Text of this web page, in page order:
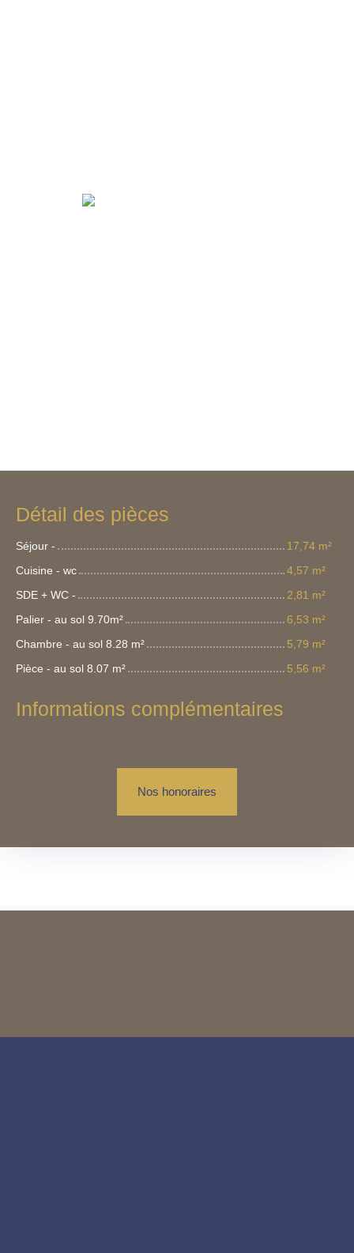
Détail des pièces
Séjour -
17,74 m²
Cuisine - wc
4,57 m²
SDE + WC -
2,81 m²
Palier - au sol 9.70m²
6,53 m²
Chambre - au sol 8.28 m²
5,79 m²
Pièce - au sol 8.07 m²
5,56 m²
Informations complémentaires
Nos honoraires